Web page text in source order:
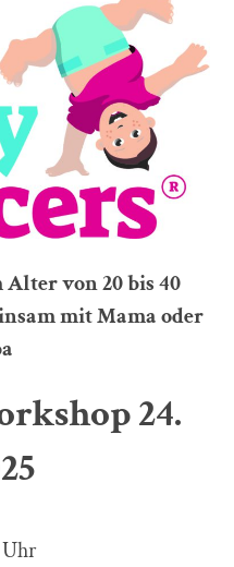
von 20 bis 40
mit Mama oder
24.
Uhr